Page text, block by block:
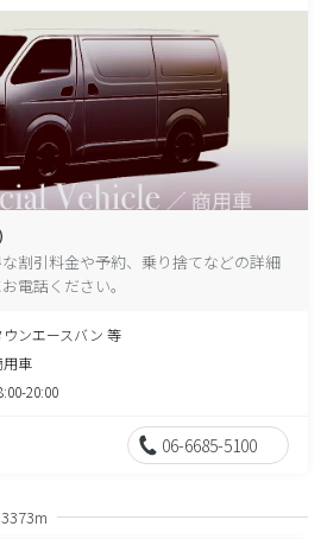
割引料金や予約、乗り捨てなどの詳細
電話ください。
ウンエースバン 等
用車
20:00
06-6685-5100
3373m